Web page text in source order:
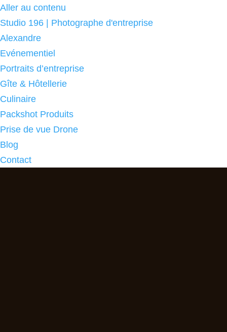
Aller au contenu
Studio 196 | Photographe d'entreprise
Alexandre
Evénementiel
Portraits d’entreprise
Gîte & Hôtellerie
Culinaire
Packshot Produits
Prise de vue Drone
Blog
Contact